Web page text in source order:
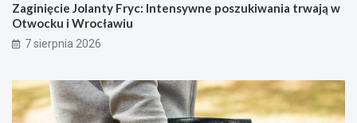
Zaginięcie Jolanty Fryc: Intensywne poszukiwania trwają w
Otwocku i Wrocławiu
7 sierpnia 2026